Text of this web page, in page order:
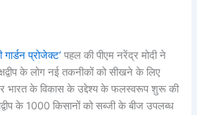
गार्डन प्रोजेक्ट’ पहल की पीएम नरेंद्र मोदी ने
के लोग नई तकनीकों को सीखने के लिए
भारत के विकास के उद्देश्य के फलस्वरूप शुरू की
के 1000 किसानों को सब्जी के बीज उपलब्ध